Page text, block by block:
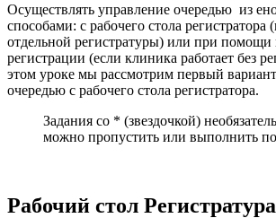
Осуществлять управление очередью из
способами: с рабочего стола регистратора
отдельной регистратуры) или при помощи
регистрации (если клиника работает без
этом уроке мы рассмотрим первый
очередью с рабочего стола регистратора.
Задания со * (звездочкой)
можно пропустить или выполнить
Рабочий стол